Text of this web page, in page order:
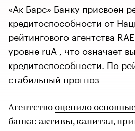
«Ак Барс» Банку присвоен
кредитоспособности от
рейтингового агентства
уровне ruА-, что означает
кредитоспособности. По
стабильный прогноз
Агентство оценило
банка: активы, капитал,